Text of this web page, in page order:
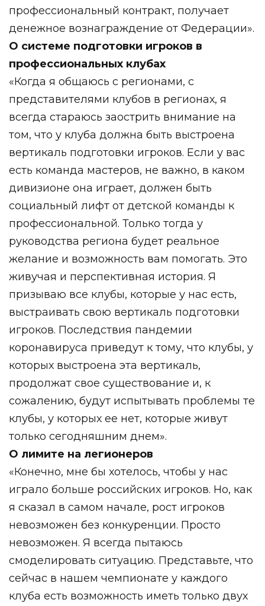
профессиональный контракт, получает
денежное вознаграждение от Федерации».
О системе подготовки игроков в
профессиональных клубах
«Когда я общаюсь с регионами, с
представителями клубов в регионах, я
всегда стараюсь заострить внимание на
том, что у клуба должна быть выстроена
вертикаль подготовки игроков. Если у вас
есть команда мастеров, не важно, в каком
дивизионе она играет, должен быть
социальный лифт от детской команды к
профессиональной. Только тогда у
руководства региона будет реальное
желание и возможность вам помогать. Это
живучая и перспективная история. Я
призываю все клубы, которые у нас есть,
выстраивать свою вертикаль подготовки
игроков. Последствия пандемии
коронавируса приведут к тому, что клубы, у
которых выстроена эта вертикаль,
продолжат свое существование и, к
сожалению, будут испытывать проблемы те
клубы, у которых ее нет, которые живут
только сегодняшним днем».
О лимите на легионеров
«Конечно, мне бы хотелось, чтобы у нас
играло больше российских игроков. Но, как
я сказал в самом начале, рост игроков
невозможен без конкуренции. Просто
невозможен. Я всегда пытаюсь
смоделировать ситуацию. Представьте, что
сейчас в нашем чемпионате у каждого
клуба есть возможность иметь только двух